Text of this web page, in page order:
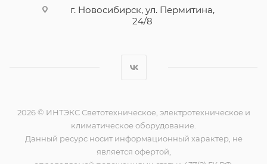
г. Новосибирск, ул. Пермитина,
24/8
2026 © ИНТЭКС Светотехническое, электротехническое и
климатическое оборудование.
Данный ресурс носит информационный характер, не
является офертой,